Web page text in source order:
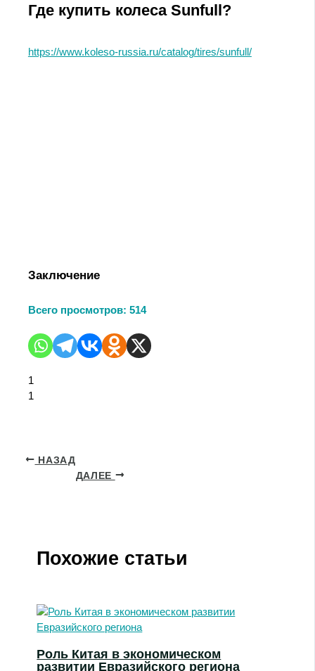
Где купить колеса Sunfull?
https://www.koleso-russia.ru/catalog/tires/sunfull/
Заключение
Всего просмотров: 514
1
1
НАЗАД
ДАЛЕЕ
Похожие статьи
Роль Китая в экономическом
развитии Евразийского региона